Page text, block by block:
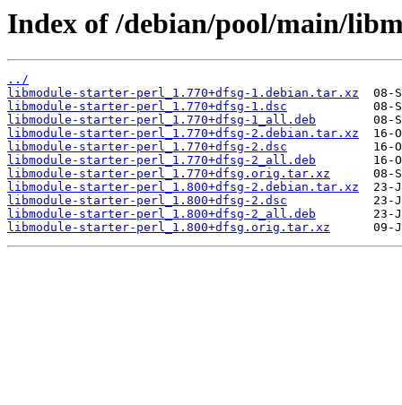
Index of /debian/pool/main/
../
libmodule-starter-perl_1.770+dfsg-1.debian.tar.xz
libmodule-starter-perl_1.770+dfsg-1.dsc
libmodule-starter-perl_1.770+dfsg-1_all.deb
libmodule-starter-perl_1.770+dfsg-2.debian.tar.xz
libmodule-starter-perl_1.770+dfsg-2.dsc
libmodule-starter-perl_1.770+dfsg-2_all.deb
libmodule-starter-perl_1.770+dfsg.orig.tar.xz
libmodule-starter-perl_1.800+dfsg-2.debian.tar.xz
libmodule-starter-perl_1.800+dfsg-2.dsc
libmodule-starter-perl_1.800+dfsg-2_all.deb
libmodule-starter-perl_1.800+dfsg.orig.tar.xz